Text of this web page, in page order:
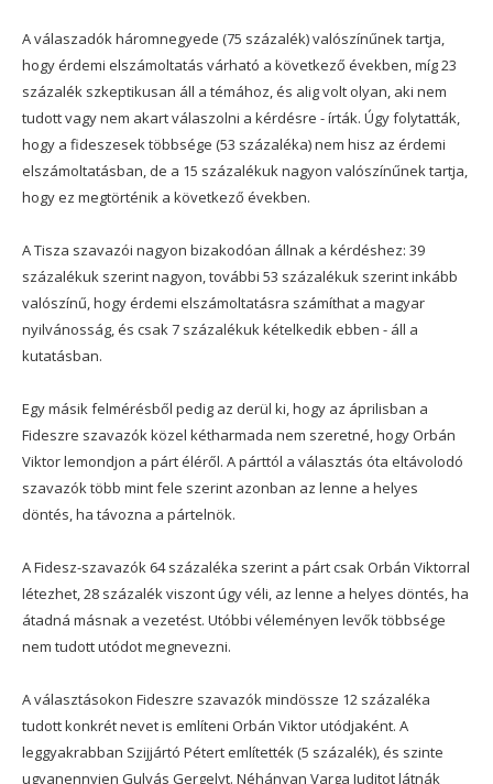
A válaszadók háromnegyede (75 százalék) valószínűnek tartja,
hogy érdemi elszámoltatás várható a következő években, míg 23
százalék szkeptikusan áll a témához, és alig volt olyan, aki nem
tudott vagy nem akart válaszolni a kérdésre - írták. Úgy folytatták,
hogy a fideszesek többsége (53 százaléka) nem hisz az érdemi
elszámoltatásban, de a 15 százalékuk nagyon valószínűnek tartja,
hogy ez megtörténik a következő években.
A Tisza szavazói nagyon bizakodóan állnak a kérdéshez: 39
százalékuk szerint nagyon, további 53 százalékuk szerint inkább
valószínű, hogy érdemi elszámoltatásra számíthat a magyar
nyilvánosság, és csak 7 százalékuk kételkedik ebben - áll a
kutatásban.
Egy másik felmérésből pedig az derül ki, hogy az áprilisban a
Fideszre szavazók közel kétharmada nem szeretné, hogy Orbán
Viktor lemondjon a párt éléről. A párttól a választás óta eltávolodó
szavazók több mint fele szerint azonban az lenne a helyes
döntés, ha távozna a pártelnök.
A Fidesz-szavazók 64 százaléka szerint a párt csak Orbán Viktorral
létezhet, 28 százalék viszont úgy véli, az lenne a helyes döntés, ha
átadná másnak a vezetést. Utóbbi véleményen levők többsége
nem tudott utódot megnevezni.
A választásokon Fideszre szavazók mindössze 12 százaléka
tudott konkrét nevet is említeni Orbán Viktor utódjaként. A
leggyakrabban Szijjártó Pétert említették (5 százalék), és szinte
ugyanennyien Gulyás Gergelyt. Néhányan Varga Juditot látnák